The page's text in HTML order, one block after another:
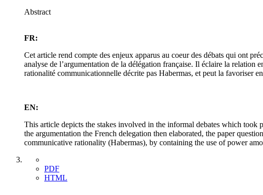
Abstract
FR:
Cet article rend compte des enjeux apparus au coeur des débats qui ont
analyse de l’argumentation de la délégation française. Il éclaire la relation
rationalité communicationnelle décrite pas Habermas, et peut la favoriser
EN:
This article depicts the stakes involved in the informal debates which
the argumentation the French delegation then elaborated, the paper
communicative rationality (Habermas), by containing the use of power
PDF
HTML